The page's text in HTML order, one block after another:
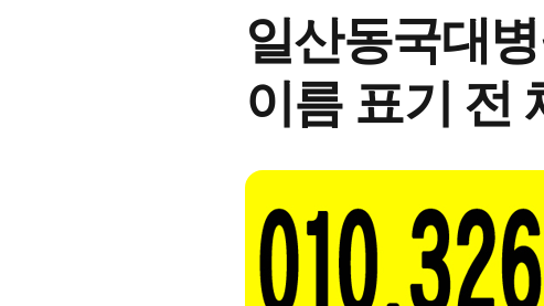
일산동국대
이름 표기 전